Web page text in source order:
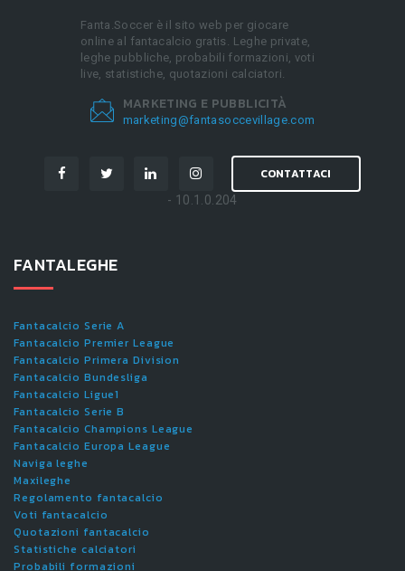
Fanta.Soccer è il sito web per giocare
online al fantacalcio gratis. Leghe private,
leghe pubbliche, probabili formazioni, voti
live, statistiche, quotazioni calciatori.
MARKETING E PUBBLICITÀ
marketing@fantasoccevillage.com
CONTATTACI
- 10.1.0.204
FANTALEGHE
Fantacalcio Serie A
Fantacalcio Premier League
Fantacalcio Primera Division
Fantacalcio Bundesliga
Fantacalcio Ligue1
Fantacalcio Serie B
Fantacalcio Champions League
Fantacalcio Europa League
Naviga leghe
Maxileghe
Regolamento fantacalcio
Voti fantacalcio
Quotazioni fantacalcio
Statistiche calciatori
Probabili formazioni